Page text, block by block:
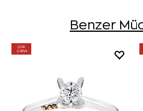
Benzer
ÇOK
SATAN